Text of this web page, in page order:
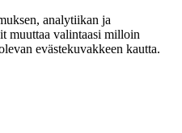
analytiikan ja
muuttaa valintaasi milloin
evästekuvakkeen kautta.